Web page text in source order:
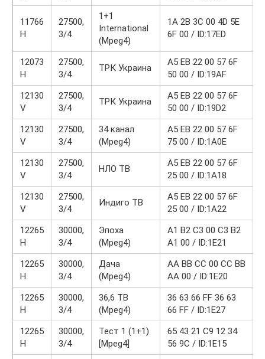
11766
H
27500,
3/4
1+1
International
(Mpeg4)
1A 2B 3C 00 4D 5E
6F 00 / ID:17ED
12073
H
27500,
3/4
ТРК Украина
А5 EB 22 00 57 6F
50 00 / ID:19AF
12130
V
27500,
3/4
ТРК Украина
А5 EB 22 00 57 6F
50 00 / ID:19D2
12130
V
27500,
3/4
34 канал
(Mpeg4)
А5 EB 22 00 57 6F
75 00 / ID:1A0E
12130
V
27500,
3/4
НЛО ТВ
А5 EB 22 00 57 6F
25 00 / ID:1A18
12130
V
27500,
3/4
Индиго ТВ
А5 EB 22 00 57 6F
25 00 / ID:1A22
12265
H
30000,
3/4
Эпоха
(Mpeg4)
A1 B2 C3 00 C3 B2
A1 00 / ID:1E21
12265
H
30000,
3/4
Дача
(Mpeg4)
AA BB CC 00 CC BB
AA 00 / ID:1E20
12265
H
30000,
3/4
36,6 ТВ
(Mpeg4)
36 63 66 FF 36 63
66 FF / ID:1E27
12265
H
30000,
3/4
Тест 1 (1+1)
[Mpeg4]
65 43 21 C9 12 34
56 9C / ID:1E15